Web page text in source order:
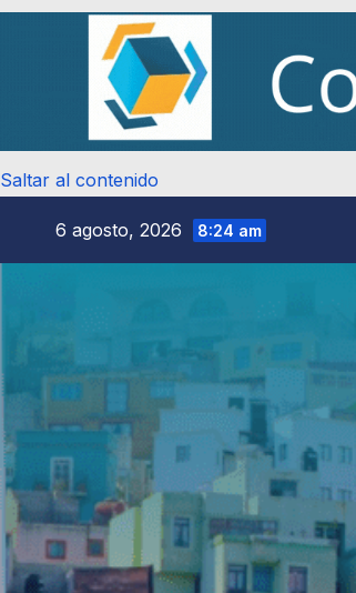
Saltar al contenido
6 agosto, 2026 8:24 am